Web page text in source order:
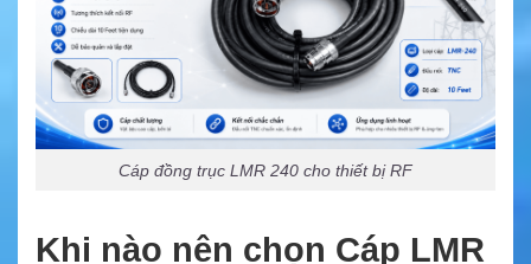
Cáp đồng trục LMR 240 cho thiết bị RF
Khi nào nên chọn Cáp LMR